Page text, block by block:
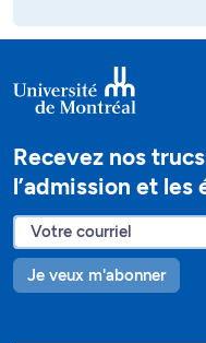
Recevez nos
l’admission et les
Je veux m'abonner